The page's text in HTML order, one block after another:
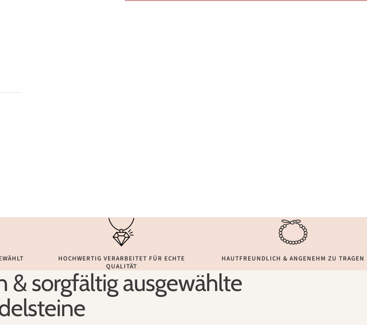
HOCHWERTIG VERARBEITET FÜR ECHTE
QUALITÄT
HAUTFREUNDLICH & ANGENEHM ZU TRAGEN
& sorgfältig ausgewählte